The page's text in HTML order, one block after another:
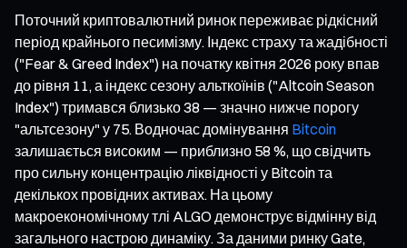
Поточний криптовалютний ринок переживає рідкісний
період крайнього песимізму. Індекс страху та жадібності
("Fear & Greed Index") на початку квітня 2026 року впав
до рівня 11, а індекс сезону альткоїнів ("Altcoin Season
Index") тримався близько 38 — значно нижче порогу
"альтсезону" у 75. Водночас домінування Bitcoin
залишається високим — приблизно 58 %, що свідчить
про сильну концентрацію ліквідності у Bitcoin та
декількох провідних активах. На цьому
макроекономічному тлі ALGO демонструє відмінну від
загального настрою динаміку. За даними ринку Gate,